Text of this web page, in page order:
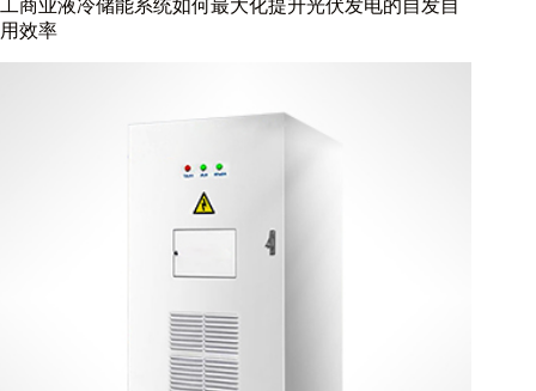
工商业液冷储能系统如何最大化提升光伏发电的自发自
用效率